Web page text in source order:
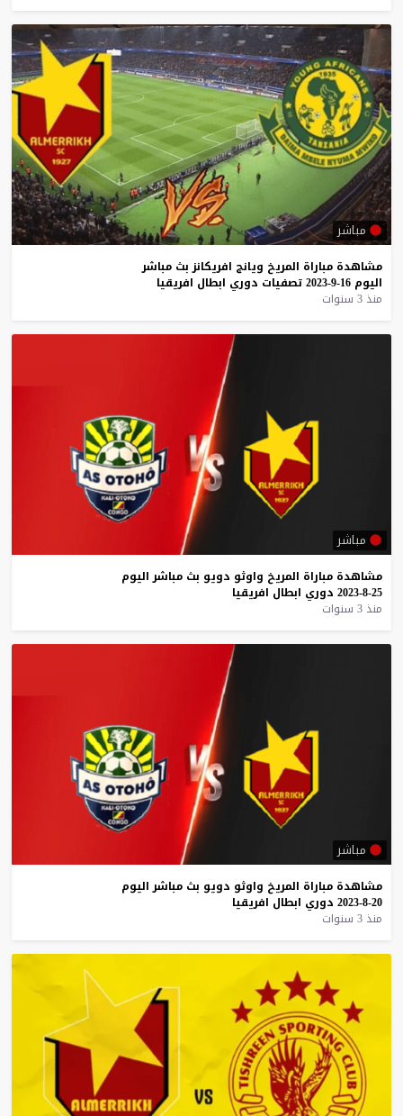
مباشر
مشاهدة مباراة المريخ ويانج افريكانز بث مباشر
اليوم 16-9-2023 تصفيات دوري ابطال افريقيا
منذ 3 سنوات
مباشر
مشاهدة مباراة المريخ واوثو دويو بث مباشر اليوم
25-8-2023
دوري ابطال افريقيا
منذ 3 سنوات
مباشر
مشاهدة مباراة المريخ واوثو دويو بث مباشر اليوم
20-8-2023
دوري ابطال افريقيا
منذ 3 سنوات